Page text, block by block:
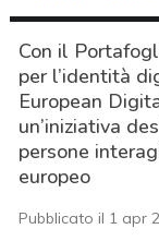
Con il
per l’identità
European
un’iniziativa
persone
europeo
Pubblicato il 1 apr